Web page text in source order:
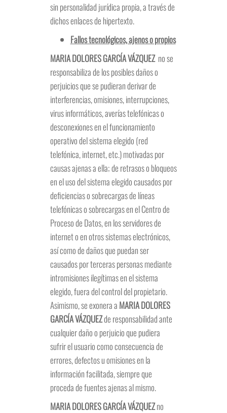
sin personalidad jurídica propia, a través de
dichos enlaces de hipertexto.
Fallos tecnológicos, ajenos o propios
MARIA DOLORES GARCÍA VÁZQUEZno se
responsabiliza de los posibles daños o
perjuicios que se pudieran derivar de
interferencias, omisiones, interrupciones,
virus informáticos, averías telefónicas o
desconexiones en el funcionamiento
operativo del sistema elegido (red
telefónica, internet, etc.) motivadas por
causas ajenas a ella; de retrasos o bloqueos
en el uso del sistema elegido causados por
deficiencias o sobrecargas de líneas
telefónicas o sobrecargas en el Centro de
Proceso de Datos, en los servidores de
internet o en otros sistemas electrónicos,
así como de daños que puedan ser
causados por terceras personas mediante
intromisiones ilegítimas en el sistema
elegido, fuera del control del propietario.
Asimismo, se exonera a MARIA DOLORES
GARCÍA VÁZQUEZde responsabilidad ante
cualquier daño o perjuicio que pudiera
sufrir el usuario como consecuencia de
errores, defectos u omisiones en la
información facilitada, siempre que
proceda de fuentes ajenas al mismo.
MARIA DOLORES GARCÍA VÁZQUEZno